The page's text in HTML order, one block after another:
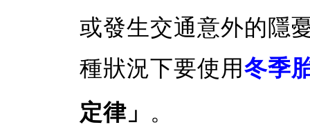
或發生交通意外的隱
種狀況下要使用冬季
定律」 。